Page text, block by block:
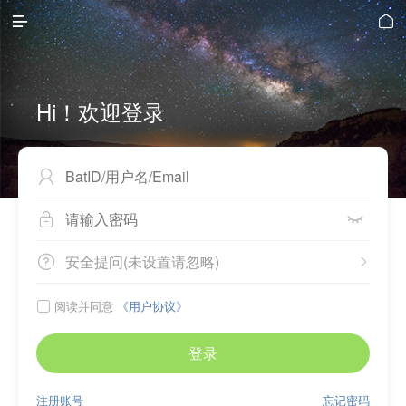
 
Hi！欢迎登录

 
 
安全提问(未设置请忽略)
 阅读并同意 《用户协议》
登录
忘记密码
注册账号